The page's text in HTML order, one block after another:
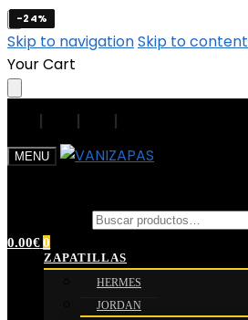
Skip to navigationSkip to content
Your Cart
| | |
MENU
0.00€ 0
ZAPATILLAS
HERMES
JORDAN
-24%
-24%
-24%
-24%